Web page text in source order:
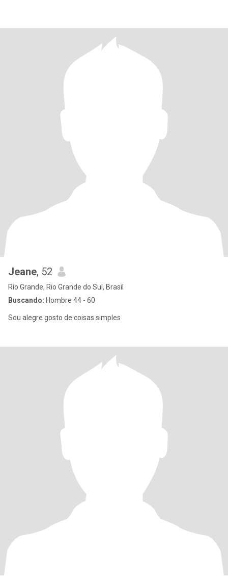
Jeane, 52
Rio Grande, Rio Grande do Sul, Brasil
Buscando: Hombre 44 - 60
Sou alegre gosto de coisas simples